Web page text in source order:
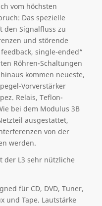
vom höchsten
Das spezielle
den Signalfluss zu
und störende
single-ended“
Röhren-Schaltungen
kommen neueste,
Vorverstärker
Relais, Teflon-
bei dem Modulus 3B
ausgestattet,
von der
werden.
der L3 sehr nützliche
für CD, DVD, Tuner,
und Tape. Lautstärke